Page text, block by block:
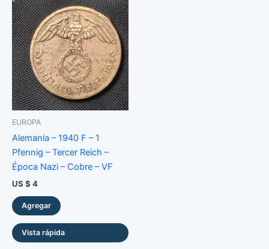
EUROPA
Alemania – 1940 F – 1
Pfennig – Tercer Reich –
Época Nazi – Cobre – VF
US $ 4
Agregar
Vista rápida